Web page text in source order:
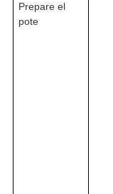
Prepare el
pote